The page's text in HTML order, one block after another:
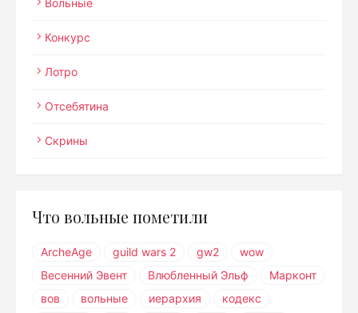
Вольные
Конкурс
Лотро
Отсебятина
Скрины
Что вольные пометили
ArcheAge guild wars 2 gw2
wow
Весенний Эвент
Влюбленный Эльф
Марконт
вов
вольные иерархия кодекс